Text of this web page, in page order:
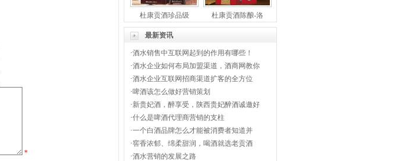
*
杜康贡酒珍品级 杜康贡酒陈酿-洛
最新资讯
·酒水销售中互联网起到的作用有哪些！
·酒水企业如何布局加盟渠道，酒商网教你
·酒水企业互联网招商渠道扩客的全方位
·啤酒该怎么做好营销策划
·新贵妃酒，醉享受，陕西贵妃醉酒诚邀好
·什么是啤酒代理商营销的支柱
·一个白酒品牌怎么才能被消费者知道并
·窖香浓郁、绵柔甜润，喝酒就选老贡酒
·酒水营销的发展之路